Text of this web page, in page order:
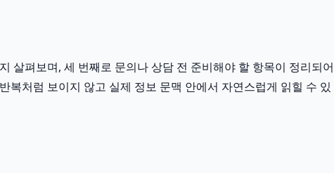
살펴보며, 세 번째로 문의나 상담 전 준비해야 할 항목이 정리되어
처럼 보이지 않고 실제 정보 문맥 안에서 자연스럽게 읽힐 수 있